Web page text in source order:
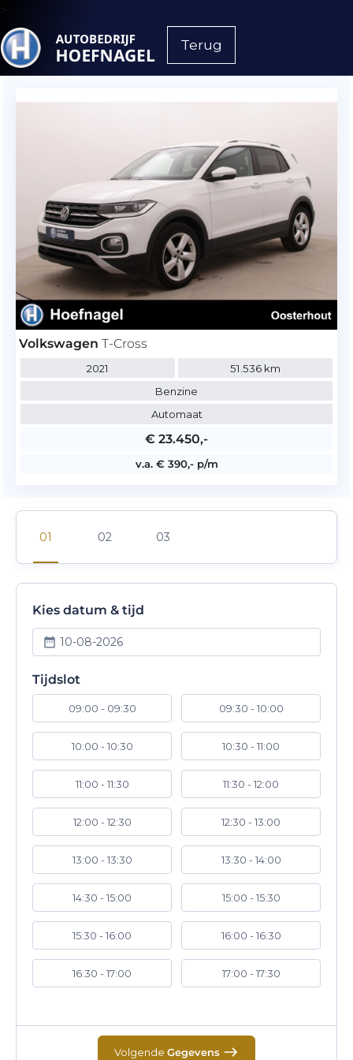
>
Terug
Volkswagen T-Cross
2021
51.536 km
Benzine
Automaat
€ 23.450,-
v.a. € 390,- p/m
Kies datum & tijd
10-08-2026
Tijdslot
09:00 - 09:30 09:30 - 10:00
10:00 - 10:30 10:30 - 11:00
11:00 - 11:30 11:30 - 12:00
12:00 - 12:30 12:30 - 13:00
13:00 - 13:30 13:30 - 14:00
14:30 - 15:00 15:00 - 15:30
15:30 - 16:00 16:00 - 16:30
16:30 - 17:00 17:00 - 17:30
Volgende Gegevens